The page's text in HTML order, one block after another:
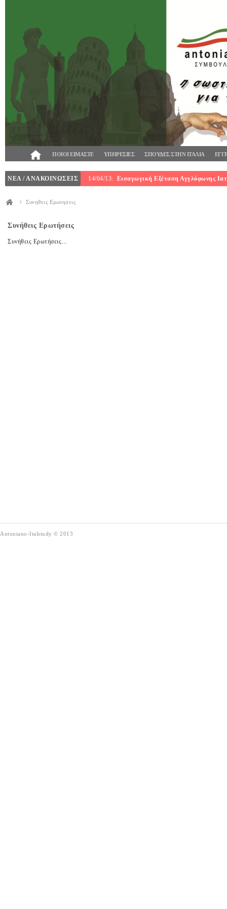
ΠΟΙΟΙ ΕΙΜΑΣΤΕ ΥΠΗΡΕΣΙΕΣ ΣΠΟΥΔΕΣ ΣΤΗΝ ΙΤΑΛΙΑ
ΝΕΑ / ΑΝΑΚΟΙΝΩΣΕΙΣ 14/04/13: Εισαγωγική Εξέταση Αγγλόφωνης
Συνηθεις Ερωτησεις
Συνήθεις Ερωτήσεις
Συνήθεις Ερωτήσεις...
Antoniano-Italstudy © 2013